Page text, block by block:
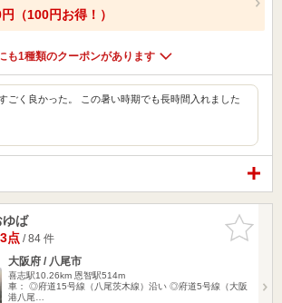
（100円お得！）
も1種類のクーポンがあります
ごく良かった。 この暑い時期でも長時間入れました
お気に入
りに追加
ば
点/ 84 件
大阪府 / 八尾市
喜志駅10.26km 恩智駅514m
車： ◎府道15号線（八尾茨木線）沿い ◎府道5号線（大阪
港八尾…